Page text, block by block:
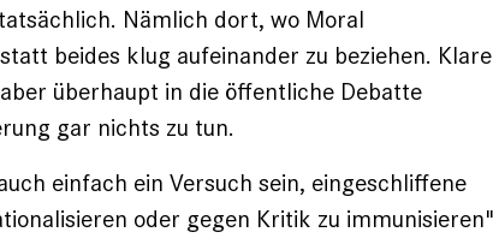
Nämlich dort, wo Moral
beides klug aufeinander zu beziehen. Klare
überhaupt in die öffentliche Debatte
gar nichts zu tun.
einfach ein ­Versuch sein, eingeschliffene
oder gegen Kritik zu